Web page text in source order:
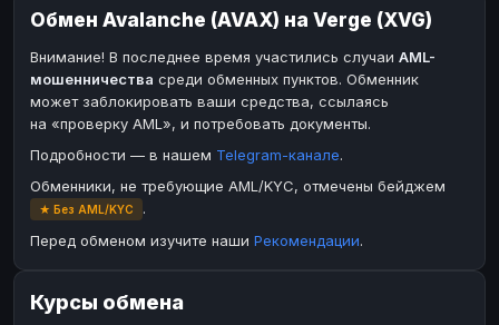
BinanceCoin BEP20
Ether Classic ETC
Ripple XRP
BinanceCoin BEP20
Ether Classic
Solana
Ripple
ЭЛЕКТРОННЫЕ ДЕНЬГИ
Paxum
Perfect Money USD
PayPal
Perfect Money
Обмен Avalanche (AVAX) на Verge (XVG)
Внимание! В последнее время участились случаи AML-
мошенничества среди обменных пунктов. Обменник
может заблокировать ваши средства, ссылаясь
на «проверку AML», и потребовать документы.
Подробности — в нашем Telegram-канале.
Обменники, не требующие AML/KYC, отмечены бейджем
★ Без AML/KYC
.
Перед обменом изучите наши Рекомендации.
Курсы обмена